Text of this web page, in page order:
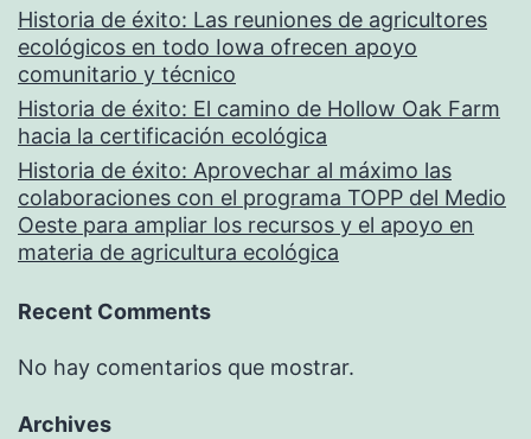
Historia de éxito: Las reuniones de agricultores
ecológicos en todo Iowa ofrecen apoyo
comunitario y técnico
Historia de éxito: El camino de Hollow Oak Farm
hacia la certificación ecológica
Historia de éxito: Aprovechar al máximo las
colaboraciones con el programa TOPP del Medio
Oeste para ampliar los recursos y el apoyo en
materia de agricultura ecológica
Recent Comments
No hay comentarios que mostrar.
Archives